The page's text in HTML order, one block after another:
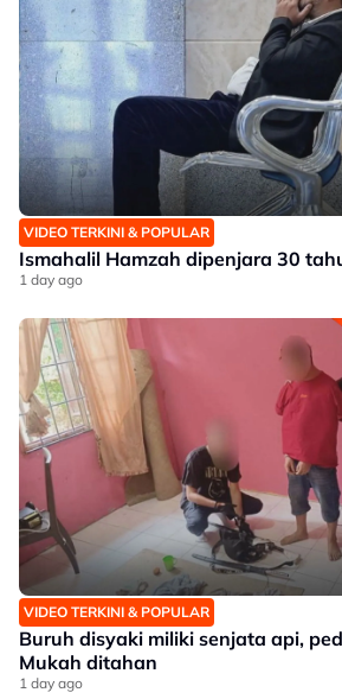
VIDEO TERKINI & POPULAR
Ismahalil Hamzah dipenjara 30
1 day ago
VIDEO TERKINI & POPULAR
Buruh disyaki miliki senjata api,
Mukah ditahan
1 day ago